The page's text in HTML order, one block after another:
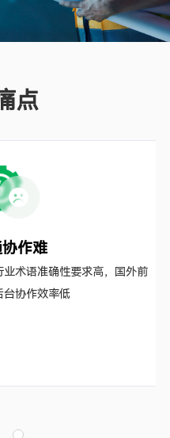
点
作难
语准确性要求高，国外前
作效率低